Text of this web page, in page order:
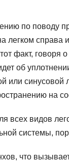
по поводу
справа
факт, говоря
об
или
на
всех видов
системы,
что